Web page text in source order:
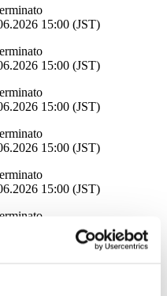
15:00 (JST)
15:00 (JST)
15:00 (JST)
15:00 (JST)
15:00 (JST)
15:00 (JST)